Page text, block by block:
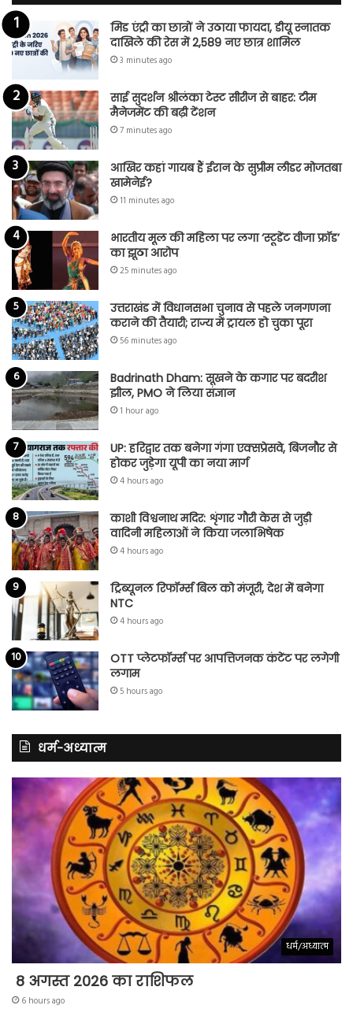
मिड एंट्री का छात्रों ने उठाया फायदा, डीयू स्नातक
दाखिले की रेस में 2,589 नए छात्र शामिल
3 minutes ago
साई सुदर्शन श्रीलंका टेस्ट सीरीज से बाहर: टीम
मैनेजमेंट की बढ़ी टेंशन
7 minutes ago
आखिर कहां गायब हैं ईरान के सुप्रीम लीडर मोजतबा
खामेनेई?
11 minutes ago
भारतीय मूल की महिला पर लगा ‘स्टूडेंट वीजा फ्रॉड’
का झूठा आरोप
25 minutes ago
उत्तराखंड में विधानसभा चुनाव से पहले जनगणना
कराने की तैयारी; राज्य में ट्रायल हो चुका पूरा
56 minutes ago
Badrinath Dham: सूखने के कगार पर बदरीश
झील, PMO ने लिया संज्ञान
1 hour ago
UP: हरिद्वार तक बनेगा गंगा एक्सप्रेसवे, बिजनौर से
होकर जुड़ेगा यूपी का नया मार्ग
4 hours ago
काशी विश्वनाथ मदिर: शृंगार गौरी केस से जुड़ी
वादिनी महिलाओं ने किया जलाभिषेक
4 hours ago
ट्रिब्यूनल रिफॉर्म्स बिल को मंजूरी, देश में बनेगा
NTC
4 hours ago
OTT प्लेटफॉर्म्स पर आपत्तिजनक कंटेंट पर लगेगी
लगाम
5 hours ago
धर्म-अध्यात्म
धर्म/अध्यात्म
8 अगस्त 2026 का राशिफल
6 hours ago